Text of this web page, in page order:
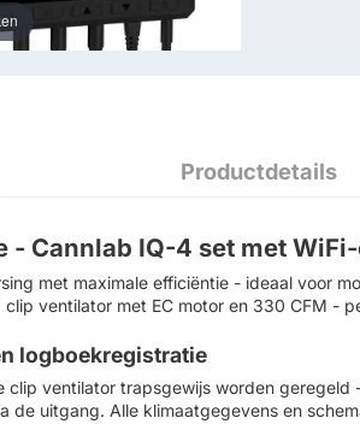
Productdetails
Cannlab IQ-4 set met
met maximale efficiëntie - ideaal voor
ventilator met EC motor en 330 CFM -
logboekregistratie
ventilator trapsgewijs worden
de uitgang. Alle klimaatgegevens en